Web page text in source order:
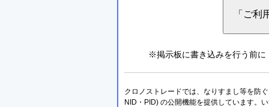
※掲示板に書き込みを行う前に
クロノストレードでは、なりすまし等を防
NID・PID) の公開機能を提供しています。